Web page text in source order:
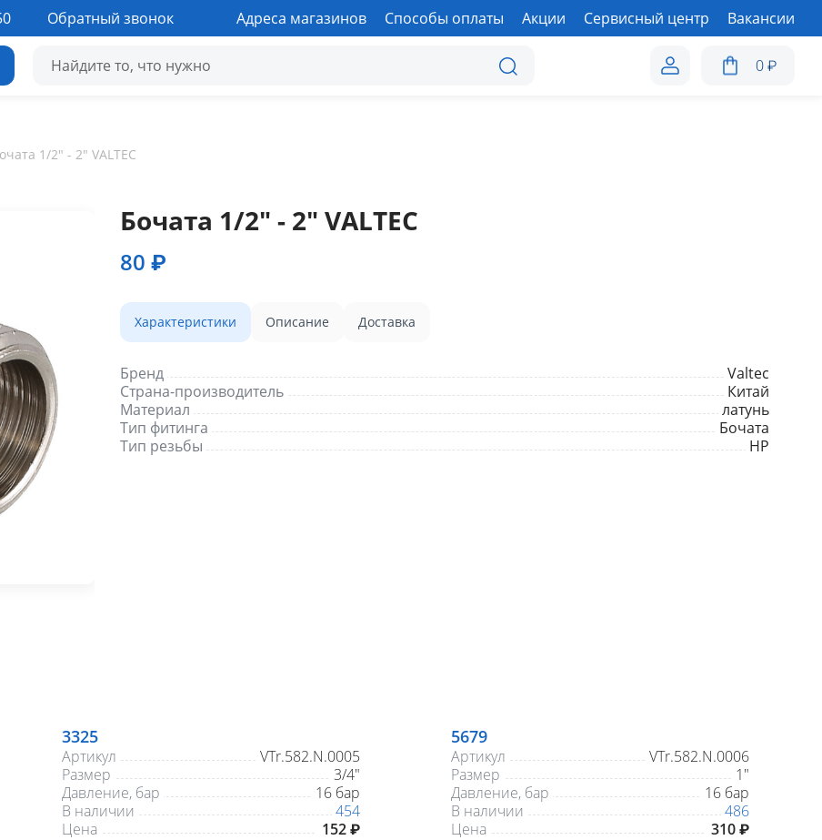
Обратный звонок Адреса магазинов Способы оплаты Акции Сервисный центр Вакансии
0₽
1/2" - 2" VALTEC
Бочата 1/2" - 2" VALTEC
80 ₽
Характеристики Описание Доставка
Бренд
Valtec
Страна-производитель
Китай
Материал
латунь
Тип фитинга
Бочата
Тип резьбы
НР
3325
Артикул
VTr.582.N.0005
Размер
3/4"
Давление, бар
16 бар
В наличии
454
Цена
152 ₽
5679
Артикул
VTr.582.N.0006
Размер
1"
Давление, бар
16 бар
В наличии
486
Цена
310 ₽